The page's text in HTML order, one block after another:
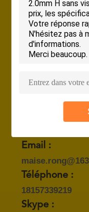
SITE
PRIVACY
POLICY
8:30-18:00
Téléphone
0086-13819382363
Télécopieur:
Personne à
Email :
Téléphone :
18157339219
Skype :